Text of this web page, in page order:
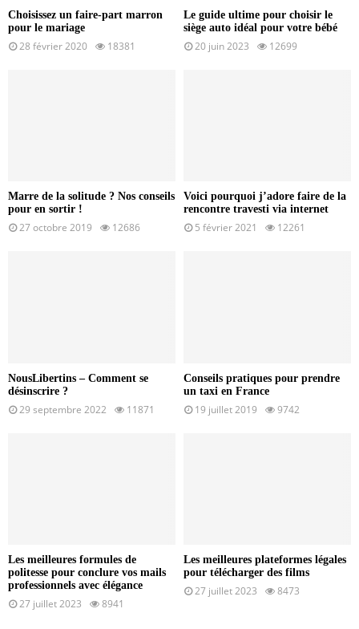
Choisissez un faire-part marron
pour le mariage
28 février 2020 18381
Le guide ultime pour choisir le
siège auto idéal pour votre bébé
20 juin 2023 12699
Marre de la solitude ? Nos conseils
pour en sortir !
27 octobre 2019 12686
Voici pourquoi j’adore faire de la
rencontre travesti via internet
5 février 2021 12261
NousLibertins – Comment se
désinscrire ?
29 septembre 2022 11871
Conseils pratiques pour prendre
un taxi en France
19 juillet 2019 9742
Les meilleures formules de
politesse pour conclure vos mails
professionnels avec élégance
27 juillet 2023 8941
Les meilleures plateformes légales
pour télécharger des films
27 juillet 2023 8473